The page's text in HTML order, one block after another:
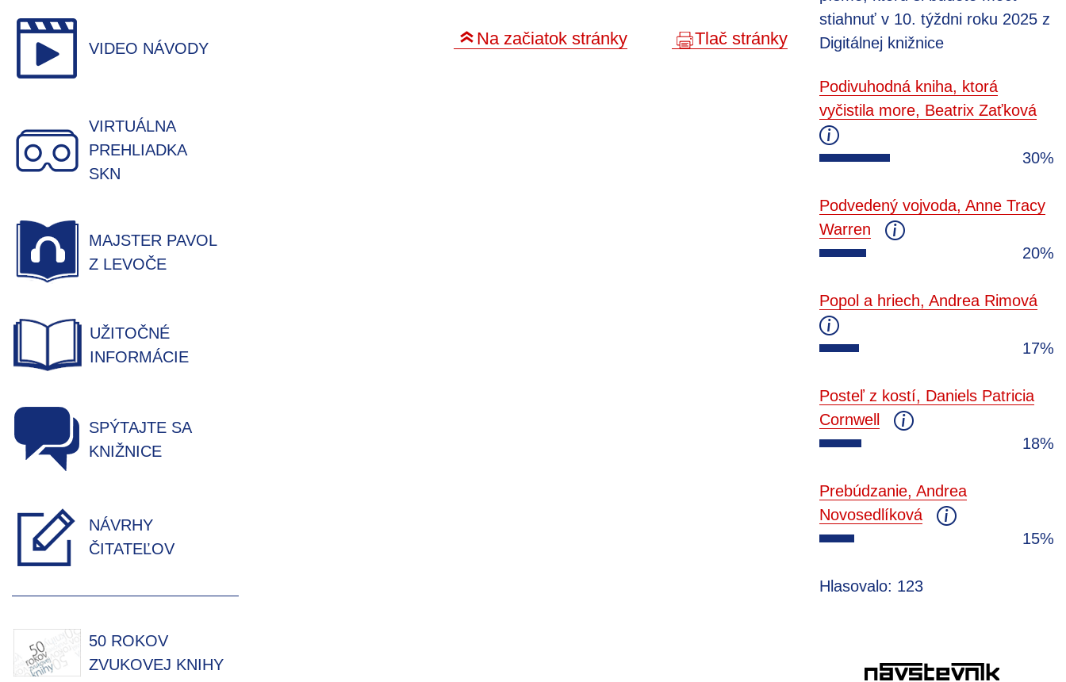
VIDEO NÁVODY
VIRTUÁLNA
PREHLIADKA
SKN
MAJSTER PAVOL
Z LEVOČE
UŽITOČNÉ
INFORMÁCIE
SPÝTAJTE SA
KNIŽNICE
NÁVRHY
ČITATEĽOV
50 ROKOV
ZVUKOVEJ KNIHY
Na začiatok stránky Tlač stránky
stiahnuť v 10. týždni roku 2025 z
Digitálnej knižnice
Podivuhodná kniha, ktorá
vyčistila more, Beatrix Zaťková
30%
Podvedený vojvoda, Anne Tracy
Warren
20%
Popol a hriech, Andrea Rimová
17%
Posteľ z kostí, Daniels Patricia
Cornwell
18%
Prebúdzanie, Andrea
Novosedlíková
15%
Hlasovalo: 123